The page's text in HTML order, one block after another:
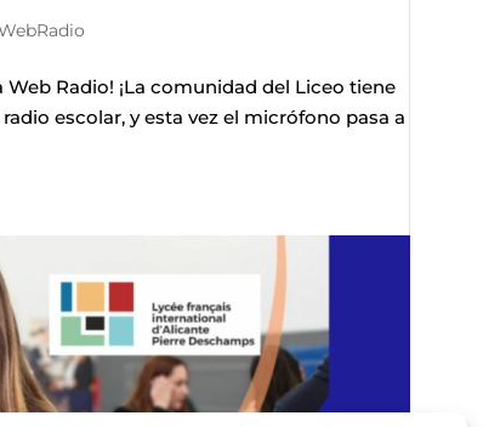
Radio! ¡La comunidad del Liceo tiene
escolar, y esta vez el micrófono pasa a